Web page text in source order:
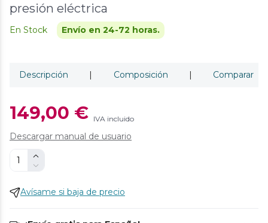
presión eléctrica
En Stock Envío en 24-72 horas.
Descripción | Composición | Comparar
149,00 € IVA incluido
Descargar manual de usuario
Avísame si baja de precio